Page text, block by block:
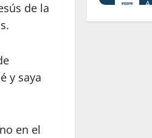
de la
y saya
en el